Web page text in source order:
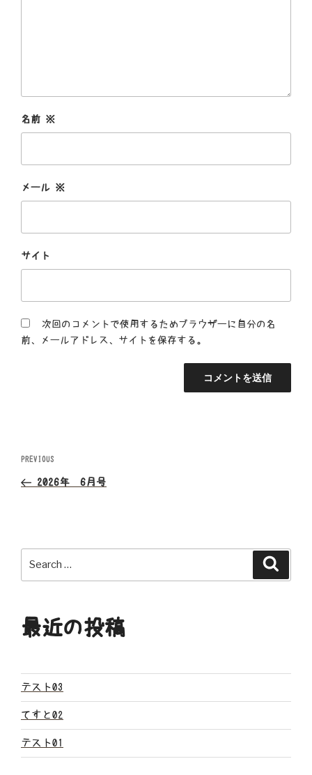
名前 ※
メール ※
サイト
次回のコメントで使用するためブラウザーに自分の名
前、メールアドレス、サイトを保存する。
投
稿
ビ
ゲ
シ
ン
Previous
Post
PREVIOUS
2026年 6月号
最近の投稿
テスト03
てすと02
テスト01